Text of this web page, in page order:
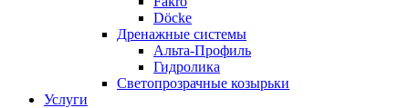
Döcke
Дренажные системы
Альта-Профиль
Гидролика
Светопрозрачные козырьки
Услуги